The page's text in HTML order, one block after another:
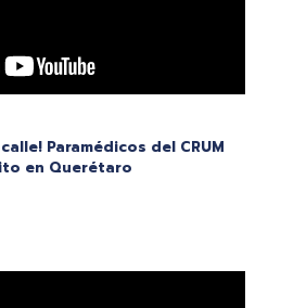
Paramédicos del CRUM
en Querétaro